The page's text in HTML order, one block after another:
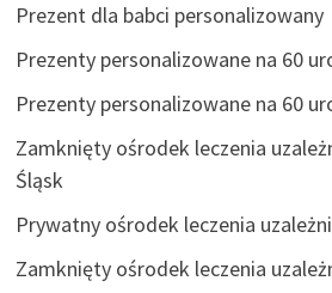
Prezent dla babci personalizowany
Prezenty personalizowane na 60
Prezenty personalizowane na 60
Zamknięty ośrodek leczenia
Śląsk
Prywatny ośrodek leczenia
Zamknięty ośrodek leczenia